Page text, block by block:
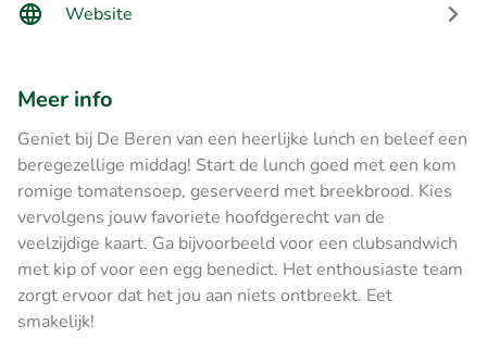
Website
Meer info
Geniet bij De Beren van een heerlijke lunch en beleef een
beregezellige middag! Start de lunch goed met een kom
romige tomatensoep, geserveerd met breekbrood. Kies
vervolgens jouw favoriete hoofdgerecht van de
veelzijdige kaart. Ga bijvoorbeeld voor een clubsandwich
met kip of voor een egg benedict. Het enthousiaste team
zorgt ervoor dat het jou aan niets ontbreekt. Eet
smakelijk!